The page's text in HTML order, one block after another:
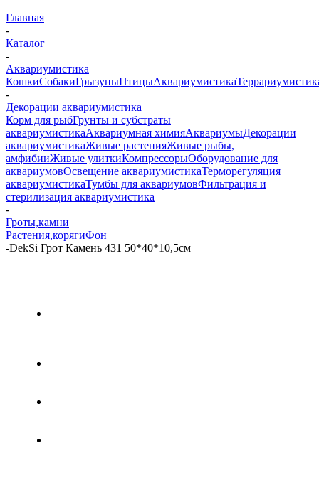
Главная
-
Каталог
-
Аквариумистика
КошкиСобакиГрызуныПтицыАквариумистика
-
Декорации аквариумистика
Корм для рыбГрунты и субстраты
аквариумистикаАквариумная химияАквариумыДекорации
аквариумистикаЖивые растенияЖивые рыбы,
амфибииЖивые улиткиКомпрессорыОборудование для
аквариумовОсвещение аквариумистикаТерморегуляция
аквариумистикаТумбы для аквариумовФильтрация и
стерилизация аквариумистика
-
Гроты,камни
Растения,корягиФон
-DekSi Грот Камень 431 50*40*10,5см